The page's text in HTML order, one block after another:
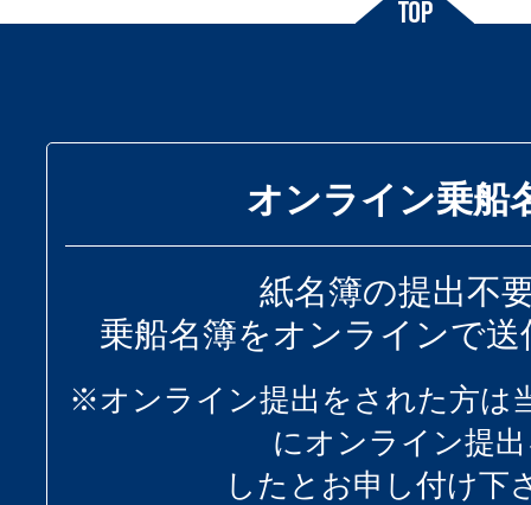
オンライン乗船
紙名簿の提出不
乗船名簿をオンラインで
※オンライン提出をされた方は
にオンライン提
したとお申し付け下